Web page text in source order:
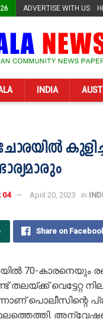
ADVERTISE WITH US
INDIA
April 20, 2023 in
Share on
70-കാരനെയും
തലയ്ക്ക് വെട്ടേറ്റ
പൊലീസിന്റെ